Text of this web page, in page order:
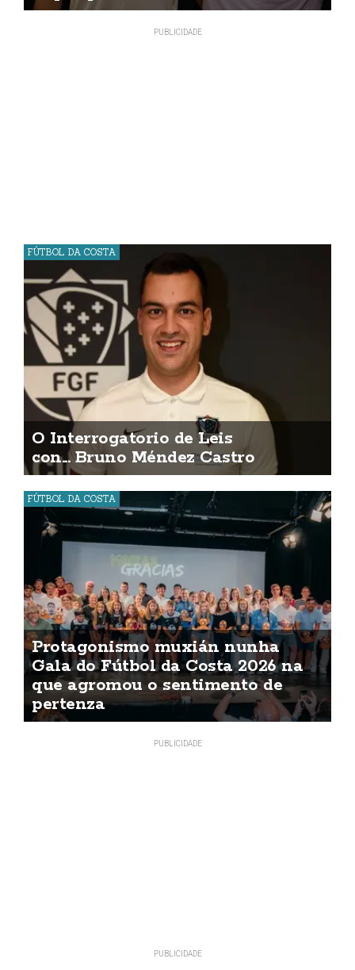
FÚTBOL DA COSTA
O Interrogatorio de Leis
con... Bruno Méndez Castro
FÚTBOL DA COSTA
Protagonismo muxián nunha
Gala do Fútbol da Costa 2026 na
que agromou o sentimento de
pertenza